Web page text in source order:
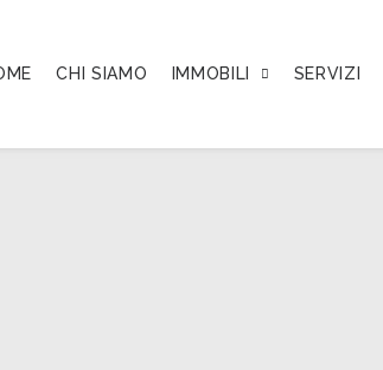
CHI SIAMO IMMOBILI SERVIZI